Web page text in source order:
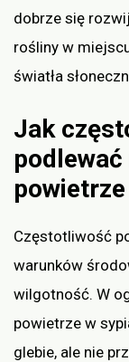
dobrze się
rośliny w
światła
Jak
Częstotliwość
warunków
wilgotność. W
powietrze w
glebie, ale nie